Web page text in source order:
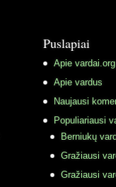
Puslapiai
Apie vardai.org
Apie vardus
Naujausi
Populiariausi
Berniukų
Gražiausi
Gražiausi